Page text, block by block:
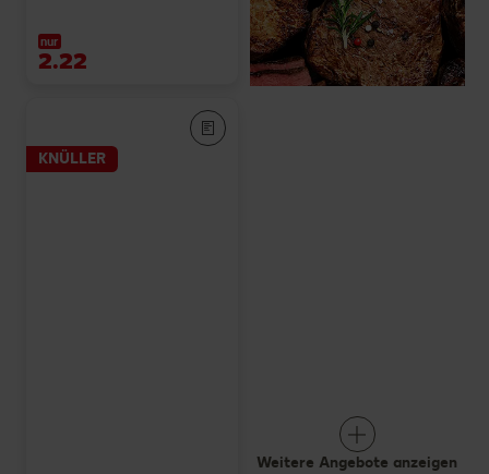
nur
2.22
KNÜLLER
Weitere Angebote anzeigen